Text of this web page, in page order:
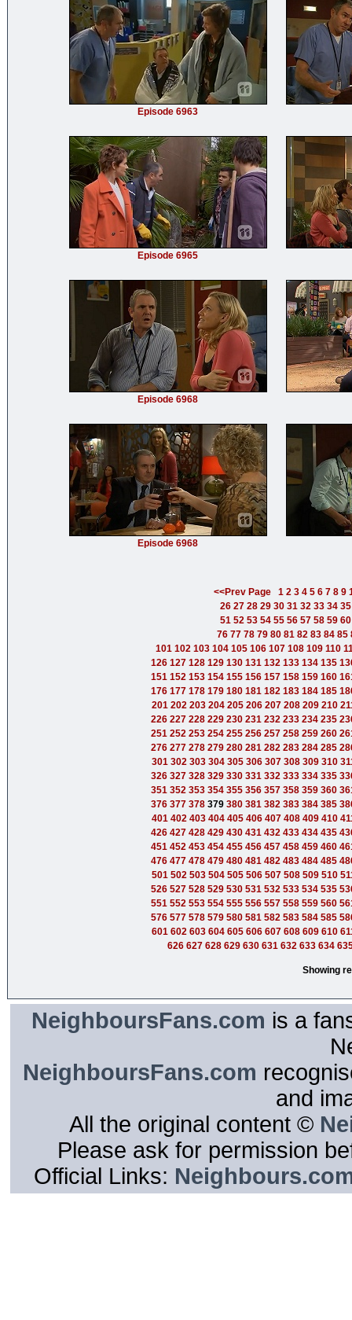
Episode 6963
Episode 6965
Episode 6968
Episode 6968
<<Prev Page 1 2 3 4 5 6 7 8 9
26 27 28 29 30 31 32 33 34 35
51 52 53 54 55 56 57 58 59 60
76 77 78 79 80 81 82 83 84 85
101 102 103 104 105 106 107 108 109 110
126 127 128 129 130 131 132 133 134 135
151 152 153 154 155 156 157 158 159 160
176 177 178 179 180 181 182 183 184 185
201 202 203 204 205 206 207 208 209 210
226 227 228 229 230 231 232 233 234 235
251 252 253 254 255 256 257 258 259 260
276 277 278 279 280 281 282 283 284 285
301 302 303 304 305 306 307 308 309 310
326 327 328 329 330 331 332 333 334 335
351 352 353 354 355 356 357 358 359 360
376 377 378 379 380 381 382 383 384 385
401 402 403 404 405 406 407 408 409 410
426 427 428 429 430 431 432 433 434 435
451 452 453 454 455 456 457 458 459 460
476 477 478 479 480 481 482 483 484 485
501 502 503 504 505 506 507 508 509 510
526 527 528 529 530 531 532 533 534 535
551 552 553 554 555 556 557 558 559 560
576 577 578 579 580 581 582 583 584 585
601 602 603 604 605 606 607 608 609 610
626 627 628 629 630 631 632 633 634
Showing
NeighboursFans.com is a
NeighboursFans.com
and
All the original content ©
Please ask for permission
Official Links: